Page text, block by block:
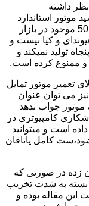
نظر داشته
موتور استاندارد
تعمیر شود،باید تعویض گردد،یاتاقان های 25 و 50 موجود در بازار
و کیا نیست و
خودروساز به هیچ وجه یاتاقان 25 و پنجاه تولید نمیکند و
و ممنوع کرده است.
تعمیر موتور تمایل
می توان عنوان
جواب ندهد
کامپیوتری در
است و میتوانید
کامل یاتاقان
زده در صورتی که
تا سی ملیون بسته به شدت تخریب
این مقاله بوده و